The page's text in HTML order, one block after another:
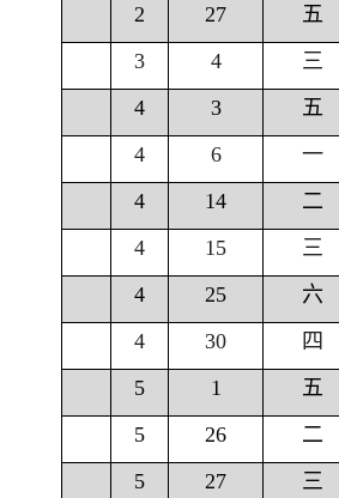
2
27 五
3
4 三
4
3 五
4
6 一
4
14 二
4
15 三
4
25 六
4
30 四
5
1 五
5
26 二
5
27 三